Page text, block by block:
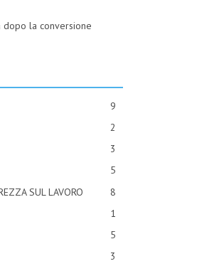
la conversione
9
2
3
5
SUL LAVORO
8
1
5
3